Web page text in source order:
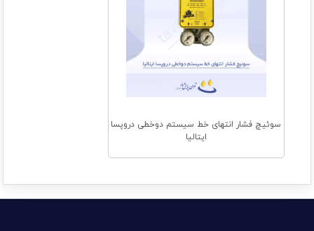
سوئیچ فشار انتهای خط سیستم دوخطی دروپسا
ایتالیا